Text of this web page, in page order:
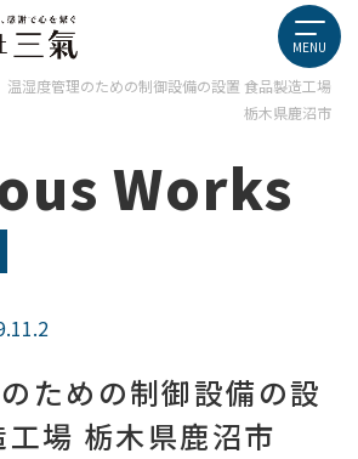
温湿度管理のための制御設備の設置 食品製造工場
栃木県鹿沼市
Works
ための制御設備の設
場 栃木県鹿沼市